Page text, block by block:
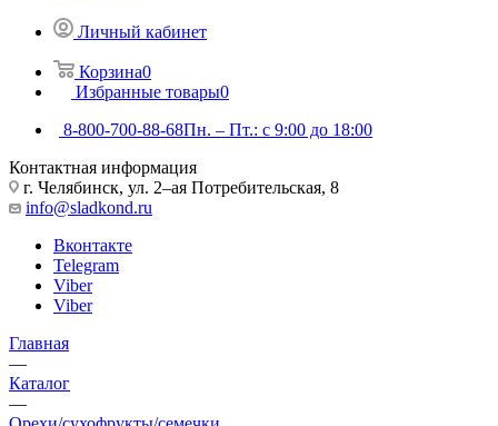
Личный кабинет
Корзина0
Избранные товары0
8-800-700-88-68Пн. – Пт.: с 9:00 до 18:00
Контактная информация
г. Челябинск, ул. 2–ая Потребительская, 8
info@sladkond.ru
Вконтакте
Telegram
Viber
Viber
Главная
—
Каталог
—